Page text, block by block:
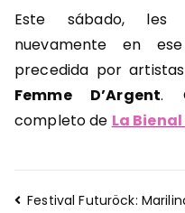
Este sábado, les
nuevamente en
precedida por
Femme D’Argent.
completo de La
Navegación
Festival Futuröck: